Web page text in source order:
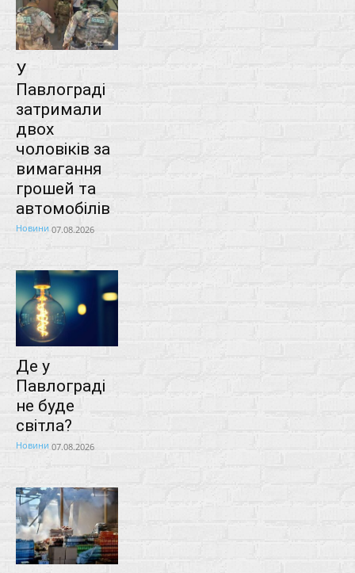
У
Павлограді
затримали
двох
чоловіків за
вимагання
грошей та
автомобілів
Новини 07.08.2026
Де у
Павлограді
не буде
світла?
Новини 07.08.2026